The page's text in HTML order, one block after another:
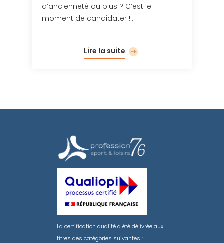
d’ancienneté ou plus ? C’est le
moment de candidater !…
Lire la suite
La certification qualité a été délivrée aux
titres des catégories suivantes :